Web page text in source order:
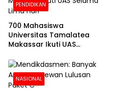
PENDIDIKAN
700 Mahasiswa
Universitas Tamalatea
Makassar Ikuti UAS
NASIONAL